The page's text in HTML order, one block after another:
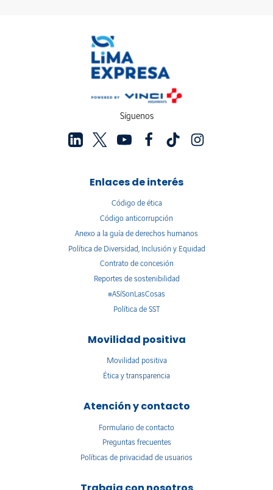
Síguenos
Enlaces de interés
Código de ética
Código anticorrupción
Anexo a la guía de derechos humanos
Política de Diversidad, Inclusión y Equidad
Contrato de concesión
Reportes de sostenibilidad
#ASíSonLasCosas
Política de SST
Movilidad positiva
Movilidad positiva
Ética y transparencia
Atención y contacto
Formulario de contacto
Preguntas frecuentes
Políticas de privacidad de usuarios